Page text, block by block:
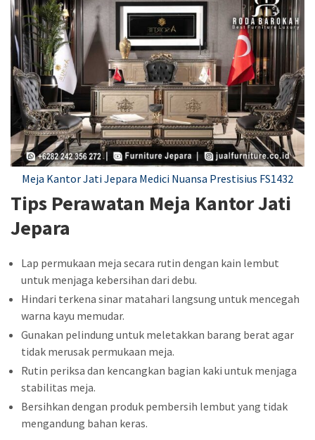
Meja Kantor Jati Jepara Medici Nuansa Prestisius FS1432
Tips Perawatan Meja Kantor Jati
Jepara
Lap permukaan meja secara rutin dengan kain lembut
untuk menjaga kebersihan dari debu.
Hindari terkena sinar matahari langsung untuk mencegah
warna kayu memudar.
Gunakan pelindung untuk meletakkan barang berat agar
tidak merusak permukaan meja.
Rutin periksa dan kencangkan bagian kaki untuk menjaga
stabilitas meja.
Bersihkan dengan produk pembersih lembut yang tidak
mengandung bahan keras.